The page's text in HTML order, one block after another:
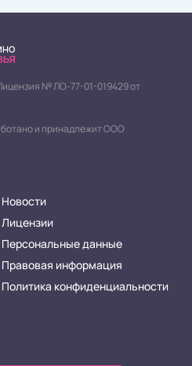
№ ЛО-77-01-019429 от
и принадлежит ООО
Новости
Лицензии
Персональные данные
Правовая информация
Политика конфиденциальности